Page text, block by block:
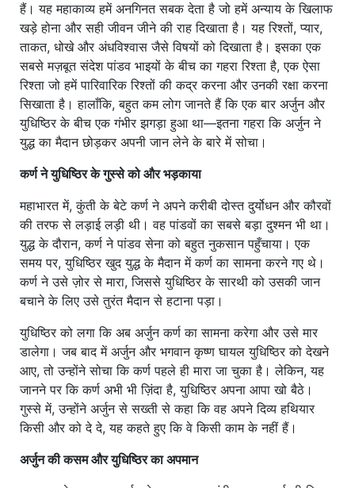
हैं। यह महाकाव्य हमें अनगिनत सबक देता है जो हमें अन्याय के खिलाफ
खड़े होना और सही जीवन जीने की राह दिखाता है। यह रिश्तों, प्यार,
ताकत, धोखे और अंधविश्वास जैसे विषयों को दिखाता है। इसका एक
सबसे मज़बूत संदेश पांडव भाइयों के बीच का गहरा रिश्ता है, एक ऐसा
रिश्ता जो हमें पारिवारिक रिश्तों की कद्र करना और उनकी रक्षा करना
सिखाता है। हालाँकि, बहुत कम लोग जानते हैं कि एक बार अर्जुन और
युधिष्ठिर के बीच एक गंभीर झगड़ा हुआ था—इतना गहरा कि अर्जुन ने
युद्ध का मैदान छोड़कर अपनी जान लेने के बारे में सोचा।
कर्ण ने युधिष्ठिर के गुस्से को और भड़काया
महाभारत में, कुंती के बेटे कर्ण ने अपने करीबी दोस्त दुर्योधन और कौरवों
की तरफ से लड़ाई लड़ी थी। वह पांडवों का सबसे बड़ा दुश्मन भी था।
युद्ध के दौरान, कर्ण ने पांडव सेना को बहुत नुकसान पहुँचाया। एक
समय पर, युधिष्ठिर खुद युद्ध के मैदान में कर्ण का सामना करने गए थे।
कर्ण ने उसे ज़ोर से मारा, जिससे युधिष्ठिर के सारथी को उसकी जान
बचाने के लिए उसे तुरंत मैदान से हटाना पड़ा।
युधिष्ठिर को लगा कि अब अर्जुन कर्ण का सामना करेगा और उसे मार
डालेगा। जब बाद में अर्जुन और भगवान कृष्ण घायल युधिष्ठिर को देखने
आए, तो उन्होंने सोचा कि कर्ण पहले ही मारा जा चुका है। लेकिन, यह
जानने पर कि कर्ण अभी भी ज़िंदा है, युधिष्ठिर अपना आपा खो बैठे।
गुस्से में, उन्होंने अर्जुन से सख्ती से कहा कि वह अपने दिव्य हथियार
किसी और को दे दे, यह कहते हुए कि वे किसी काम के नहीं हैं।
अर्जुन की कसम और युधिष्ठिर का अपमान